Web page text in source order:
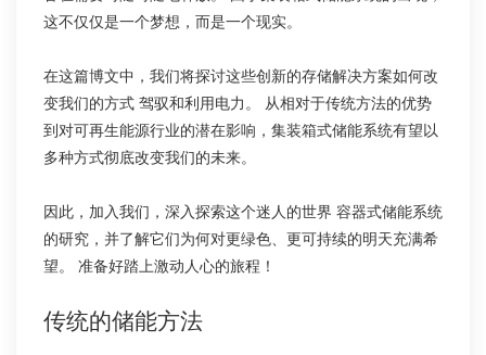
这不仅仅是一个梦想，而是一个现实。
在这篇博文中，我们将探讨这些创新的存储解决方案如何改
变我们的方式 驾驭和利用电力。 从相对于传统方法的优势
到对可再生能源行业的潜在影响，集装箱式储能系统有望以
多种方式彻底改变我们的未来。
因此，加入我们，深入探索这个迷人的世界 容器式储能系统
的研究，并了解它们为何对更绿色、更可持续的明天充满希
望。 准备好踏上激动人心的旅程！
传统的储能方法